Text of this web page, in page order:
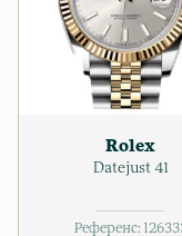
Rolex
Datejust 41
Референс: